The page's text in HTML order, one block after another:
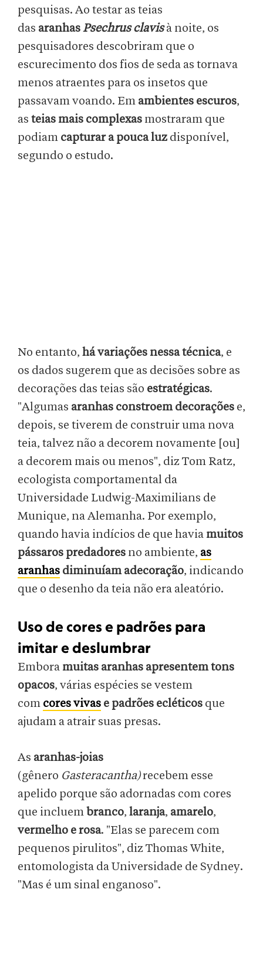
pesquisas. Ao testar as teias
das aranhasPsechrus clavisà noite, os
pesquisadores descobriram que o
escurecimento dos fios de seda as tornava
menos atraentes para os insetos que
passavam voando. Em ambientes escuros,
as teias mais complexas mostraram que
podiam capturar a pouca luz disponível,
segundo o estudo.
No entanto, há variações nessa técnica, e
os dados sugerem que as decisões sobre as
decorações das teias são estratégicas.
"Algumas aranhas constroem decorações e,
depois, se tiverem de construir uma nova
teia, talvez não a decorem novamente [ou]
a decorem mais ou menos", diz Tom Ratz,
ecologista comportamental da
Universidade Ludwig-Maximilians de
Munique, na Alemanha. Por exemplo,
quando havia indícios de que havia muitos
pássaros predadores no ambiente, as
aranhas diminuíam adecoração, indicando
que o desenho da teia não era aleatório.
Uso de cores e padrões para
imitar e deslumbrar
Embora muitas aranhas apresentem tons
opacos, várias espécies se vestem
com cores vivas e padrões ecléticos que
ajudam a atrair suas presas.
As aranhas-joias
(gênero Gasteracantha)recebem esse
apelido porque são adornadas com cores
que incluem branco, laranja, amarelo,
vermelho e rosa. "Elas se parecem com
pequenos pirulitos", diz Thomas White,
entomologista da Universidade de Sydney.
"Mas é um sinal enganoso".